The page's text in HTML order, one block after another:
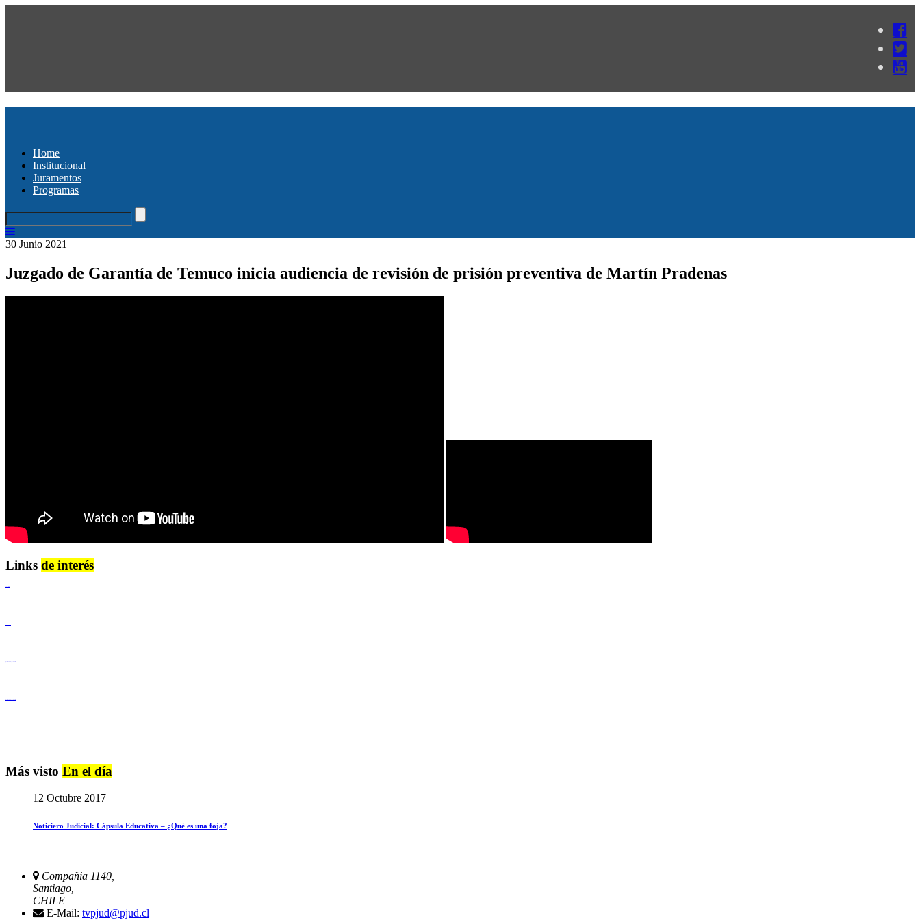
Home
Institucional
Juramentos
Programas
30 Junio 2021
Juzgado de Garantía de Temuco inicia audiencia de revisión de prisión preventiva de Martín Pradenas
Links de interés
Más visto En el día
12 Octubre 2017
Noticiero Judicial: Cápsula Educativa – ¿Qué es una foja?
Compañia 1140,
Santiago,
CHILE
E-Mail: tvpjud@pjud.cl